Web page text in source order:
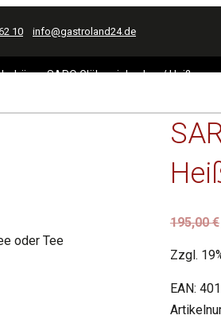
10 info@gastroland24.de
SARO Glühweinkocher /
195,00€
Zzgl.
EAN:
oder Tee